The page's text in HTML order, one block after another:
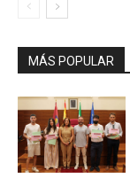
MÁS POPULAR